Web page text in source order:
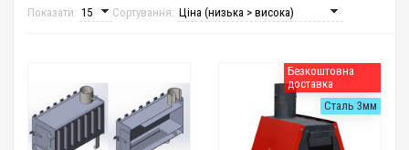
Показати: Сортування:
Безкоштовна
доставка
Сталь 3мм